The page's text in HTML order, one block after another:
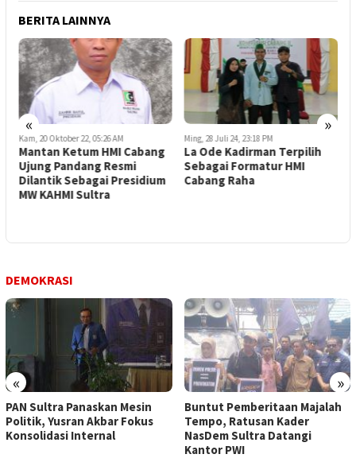
BERITA LAINNYA
« »
Kam, 20 Oktober 22, 05:26 AM
Mantan Ketum HMI Cabang
Ujung Pandang Resmi
Dilantik Sebagai Presidium
MW KAHMI Sultra
Ming, 28 Juli 24, 23:18 PM
La Ode Kadirman Terpilih
Sebagai Formatur HMI
Cabang Raha
DEMOKRASI
« »
PAN Sultra Panaskan Mesin
Politik, Yusran Akbar Fokus
Konsolidasi Internal
Buntut Pemberitaan Majalah
Tempo, Ratusan Kader
NasDem Sultra Datangi
Kantor PWI